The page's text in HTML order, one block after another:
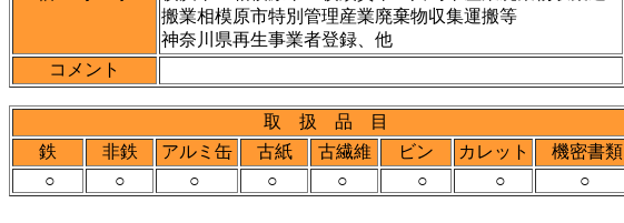
搬業相模原市特別管理産業廃棄物収集運搬等
神奈川県再生事業者登録、他
コメント
取 扱 品 目
鉄
非鉄 アルミ缶 古紙 古繊維 ビン カレット
機密書類
○
○ ○ ○ ○ ○ ○ ○